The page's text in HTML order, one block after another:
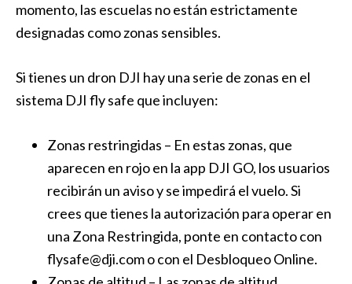
momento, las escuelas no están estrictamente
designadas como zonas sensibles.
Si tienes un dron DJI hay una serie de zonas en el
sistema DJI fly safe que incluyen:
Zonas restringidas – En estas zonas, que
aparecen en rojo en la app DJI GO, los usuarios
recibirán un aviso y se impedirá el vuelo. Si
crees que tienes la autorización para operar en
una Zona Restringida, ponte en contacto con
flysafe@dji.como con el Desbloqueo Online.